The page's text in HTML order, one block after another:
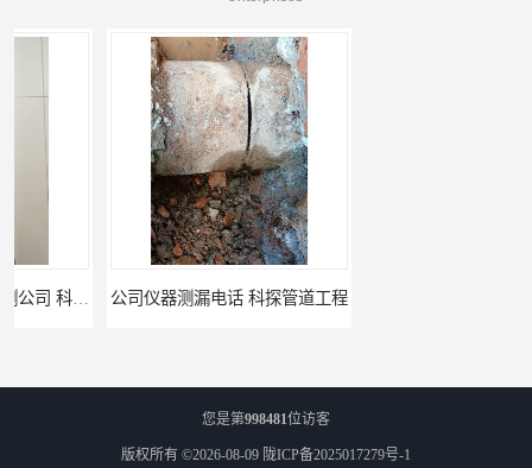
公司仪器测漏电话 科探管道工程 工厂管道工程 科探管道工程
您是第998481位访客
版权所有 ©2026-08-09 陇ICP备2025017279号-1